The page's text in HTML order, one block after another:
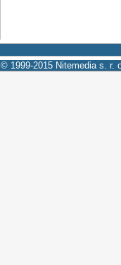
© 1999-2015 Nitemedia s. r.